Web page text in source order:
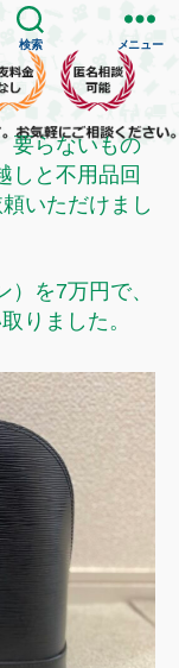
検索 メニュー
要らないもの
しと不用品回
いただけまし
を7万円で、
りました。